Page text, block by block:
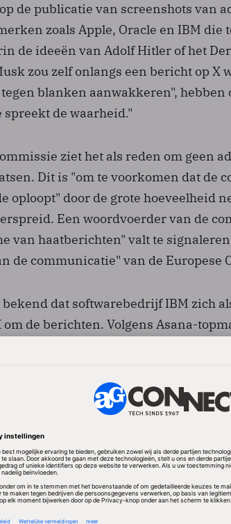
de publicatie van screenshots van
zoals Apple, Oracle en IBM die
de ideeën van Adolf Hitler of het
zou zelf onlangs een bericht op X
tegen blanken aanwakkeren",
de waarheid."
ziet het als reden om geen
Dit is "om te voorkomen dat de
oploopt" door de grote hoeveelheid
Een woordvoerder van de
van haatberichten" valt te
de communicatie" van de Europese
dat softwarebedrijf IBM zich
de berichten. Volgens Asana-
Yaccarino voor de grootste uitdaging
antisemitische baas of wil ze het
verliezen?"
geschokt
van Nia Impact Capital, dat
te zijn" door de opmerking van
uitspraken van een